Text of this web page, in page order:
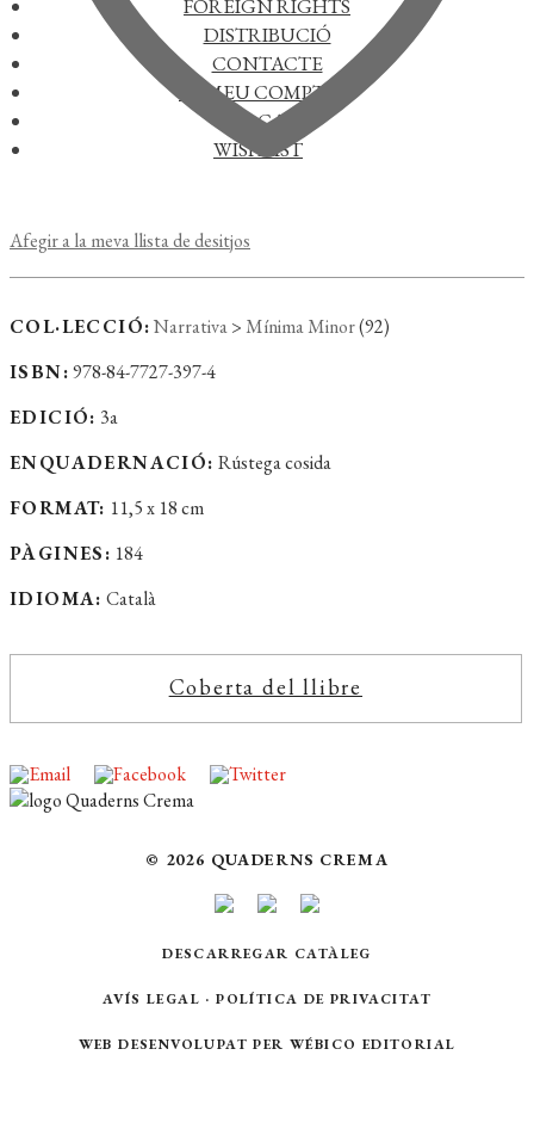
FOREIGN RIGHTS
DISTRIBUCIÓ
CONTACTE
EL MEU COMPTE
CERCAR
WISHLIST
Afegir a la meva llista de desitjos
COL·LECCIÓ: Narrativa> Mínima Minor(92)
ISBN:978-84-7727-397-4
EDICIÓ: 3a
ENQUADERNACIÓ: Rústega cosida
FORMAT: 11,5 x 18 cm
PÀGINES: 184
IDIOMA: Català
Coberta del llibre
© 2026 QUADERNS CREMA
DESCARREGAR CATÀLEG
AVÍS LEGAL ·POLÍTICA DE PRIVACITAT
WEB DESENVOLUPAT PER WÉBICO EDITORIAL